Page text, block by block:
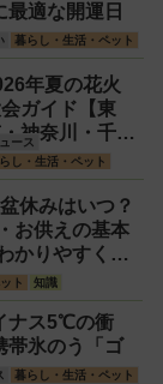
最適な開運日
暮らし・生活・ペット
年夏の花火
ガイド【東
神奈川・千
ース
し・生活・ペット
休みはいつ？
お供えの基本
かりやすく解
ト 知識
ナス5℃の衝
帯氷のう「ゴ
暮らし・生活・ペット